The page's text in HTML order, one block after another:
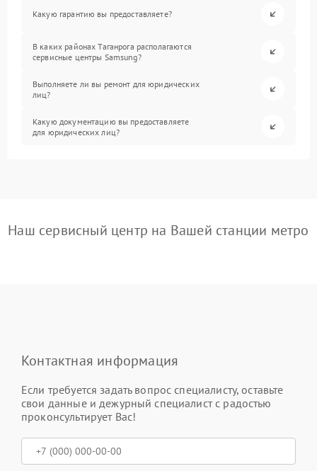
Какую гарантию вы предоставляете?
В каких районах Таганрога располагаются
сервисные центры Samsung?
Выполняете ли вы ремонт для юридических
лиц?
Какую документацию вы предоставляете
для юридических лиц?
Наш сервисный центр на Вашей станции метро
Контактная информация
Если требуется задать вопрос специалисту, оставьте
свои данные и дежурный специалист с радостью
проконсультирует Вас!